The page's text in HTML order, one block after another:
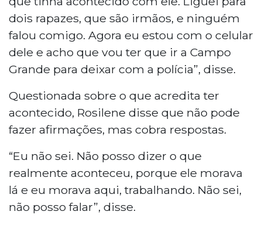
dois rapazes, que são irmãos, e ninguém
falou comigo. Agora eu estou com o celular
dele e acho que vou ter que ir a Campo
Grande para deixar com a polícia”, disse.
Questionada sobre o que acredita ter
acontecido, Rosilene disse que não pode
fazer afirmações, mas cobra respostas.
“Eu não sei. Não posso dizer o que
realmente aconteceu, porque ele morava
lá e eu morava aqui, trabalhando. Não sei,
não posso falar”, disse.